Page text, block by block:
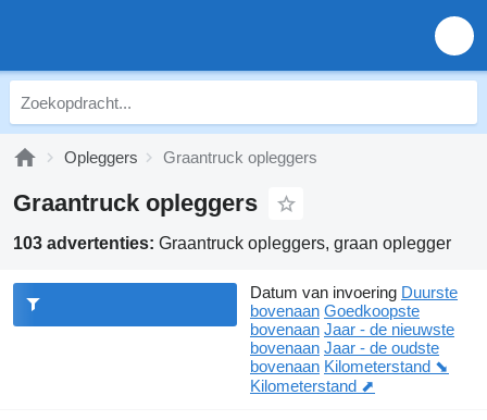
Opleggers Graantruck opleggers
Graantruck opleggers
103 advertenties: Graantruck opleggers, graan oplegger
Datum van invoering Duurste
bovenaan Goedkoopste
bovenaan Jaar - de nieuwste
bovenaan Jaar - de oudste
bovenaan Kilometerstand ⬊
Kilometerstand ⬈